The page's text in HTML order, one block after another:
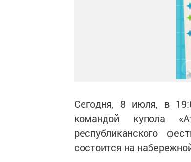
Сегодня, 8 июля, в
командой купола
республиканского
состоится на